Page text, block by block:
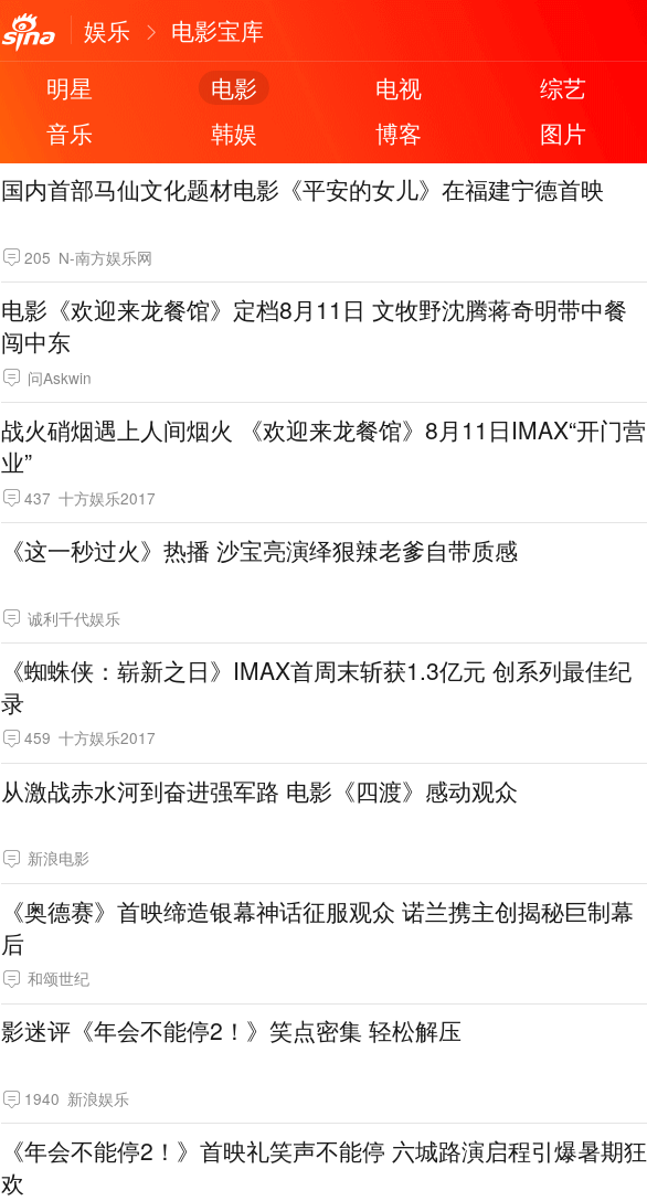
娱乐
电影宝库
明星
电影 电视 综艺
音乐
韩娱 博客 图片
国内首部马仙文化题材电影《平安的女儿》在福建宁德首映
205 N-南方娱乐网
电影《欢迎来龙餐馆》定档8月11日 文牧野沈腾蒋奇明带中餐
闯中东
问Askwin
战火硝烟遇上人间烟火 《欢迎来龙餐馆》8月11日IMAX“开门营
业”
437 十方娱乐2017
《这一秒过火》热播 沙宝亮演绎狠辣老爹自带质感
诚利千代娱乐
《蜘蛛侠：崭新之日》IMAX首周末斩获1.3亿元 创系列最佳纪
录
459 十方娱乐2017
从激战赤水河到奋进强军路 电影《四渡》感动观众
新浪电影
《奥德赛》首映缔造银幕神话征服观众 诺兰携主创揭秘巨制幕
后
和颂世纪
影迷评《年会不能停2！》笑点密集 轻松解压
1940 新浪娱乐
《年会不能停2！》首映礼笑声不能停 六城路演启程引爆暑期狂
欢